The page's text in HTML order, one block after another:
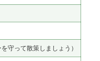
守って散策しましょう）